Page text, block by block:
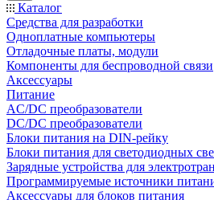
Каталог
Средства для разработки
Одноплатные компьютеры
Отладочные платы, модули
Компоненты для беспроводной связи
Аксессуары
Питание
AC/DC преобразователи
DC/DC преобразователи
Блоки питания на DIN-рейку
Блоки питания для светодиодных
Зарядные устройства для
Программируемые источники
Аксессуары для блоков питания